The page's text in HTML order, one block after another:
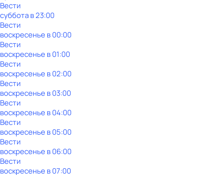
Вести
субботав23:00
Вести
воскресенье в00:00
Вести
воскресенье в01:00
Вести
воскресенье в02:00
Вести
воскресенье в03:00
Вести
воскресенье в04:00
Вести
воскресенье в05:00
Вести
воскресенье в06:00
Вести
воскресенье в07:00